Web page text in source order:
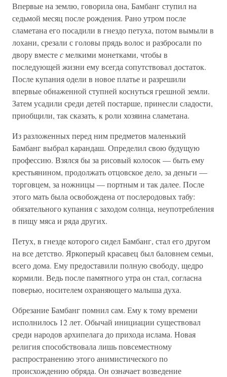
Впервые на землю, говорила она, Бамбанг ступил на
седьмой месяц после рождения. Рано утром после
сламетана его посадили в гнездо петуха, потом вымыли в
лохани, срезали с головы прядь волос и разбросали по
двору вместесмелкими монетками, чтобы в
последующей жизни ему всегда сопутствовал достаток.
После купания одели в новое платье и разрешили
впервые обнаженной ступней коснуться грешной земли.
Затем усадили среди детей постарше, принесли сладости,
приобщили, так сказать, к роли хозяина сламетана.
Из разложенных перед ним предметов маленький
Бамбанг выбрал карандаш. Определил свою будущую
профессию. Взялся бы за рисовый колосок — быть ему
крестьянином, продолжать отцовское дело, за деньги —
торговцем, за ножницы — портным и так далее. После
этого мать была освобождена от послеродовых табу:
обязательного купания с заходом солнца, неупотребления
в пищу мяса и ряда других.
Петух, в гнезде которого сидел Бамбанг, стал его другом
на все детство. Яркоперый красавец был баловнем семьи,
всего дома. Ему предоставили полную свободу, щедро
кормили. Ведь после памятного утра он стал, согласна
поверью, носителем охраняющего малыша духа.
Обрезание Бамбанг помнил сам. Ему к тому времени
исполнилось 12 лет. Обычай инициации существовал
среди народов архипелага до прихода ислама. Новая
религия способствовала лишь повсеместному
распространению этого анимистического по
происхождению обряда. Он означает возведение